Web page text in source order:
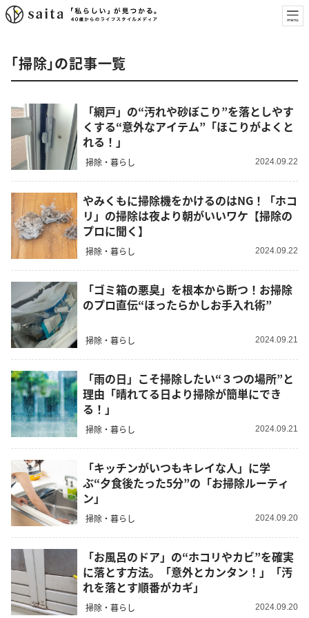
「掃除」の記事一覧
「網戸」の“汚れや砂ぼこり”を落としやす
くする“意外なアイテム”「ほこりがよくと
れる！」
掃除・暮らし 2024.09.22
やみくもに掃除機をかけるのはNG！「ホコ
リ」の掃除は夜より朝がいいワケ【掃除の
プロに聞く】
掃除・暮らし 2024.09.22
「ゴミ箱の悪臭」を根本から断つ！お掃除
のプロ直伝“ほったらかしお手入れ術”
掃除・暮らし 2024.09.21
「雨の日」こそ掃除したい“３つの場所”と
理由「晴れてる日より掃除が簡単にでき
る！」
掃除・暮らし 2024.09.21
「キッチンがいつもキレイな人」に学
ぶ“夕食後たった5分”の「お掃除ルーティ
ン」
掃除・暮らし 2024.09.20
「お風呂のドア」の“ホコリやカビ”を確実
に落とす方法。「意外とカンタン！」「汚
れを落とす順番がカギ」
掃除・暮らし 2024.09.20